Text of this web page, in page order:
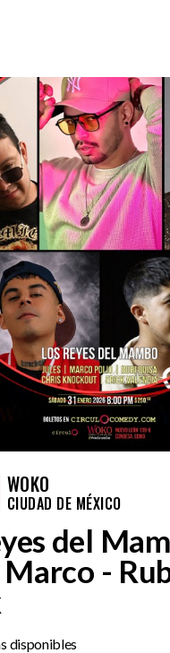
WOKO
CIUDAD DE MÉXICO
del
Marco -
disponibles